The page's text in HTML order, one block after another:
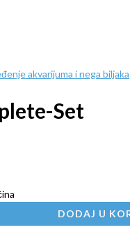
akvarijuma i nega biljaka
Set
DODAJ U